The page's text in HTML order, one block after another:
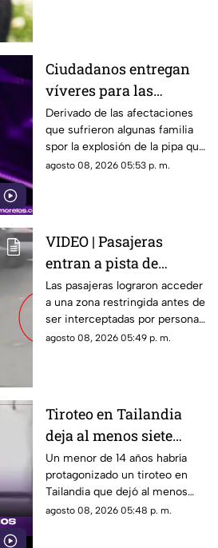
Ciudadanos entregan
víveres para las
familias afectadas por
la explosión de pipa en
Cuernavaca
Derivado de las afectaciones
que sufrieron algunas familia
spor la explosión de la pipa que
transportaba gas LP,
agosto 08, 2026 05:53 p. m.
VIDEO | Pasajeras
entran a pista de
aeropuerto tras perder
su vuelo; autoridades
logran detenerlas
Las pasajeras lograron acceder
a una zona restringida antes de
ser interceptadas por personal
del aeropuerto.
agosto 08, 2026 05:49 p. m.
Tiroteo en Tailandia
deja al menos siete
muertos
Un menor de 14 años habría
protagonizado un tiroteo en
Tailandia que dejó al menos
siete personas muertas, entre
agosto 08, 2026 05:48 p. m.